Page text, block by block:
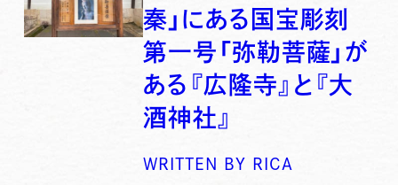
秦」にある国宝彫刻
第一号「弥勒菩薩」が
ある『広隆寺』と『大
酒神社』
WRITTEN BY RICA